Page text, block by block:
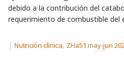
debido a la contribución del
requerimiento de combustible del
| Nutrición clínica, ZHa51 may-jun